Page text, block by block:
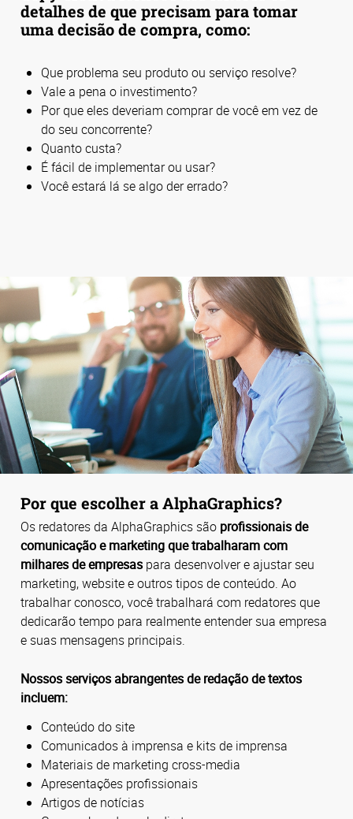
detalhes de que precisam para tomar
uma decisão de compra, como:
Que problema seu produto ou serviço resolve?
Vale a pena o investimento?
Por que eles deveriam comprar de você em vez de
do seu concorrente?
Quanto custa?
É fácil de implementar ou usar?
Você estará lá se algo der errado?
Por que escolher a AlphaGraphics?
Os redatores da AlphaGraphics são profissionais de
comunicação e marketing que trabalharam com
milhares de empresas para desenvolver e ajustar seu
marketing, website e outros tipos de conteúdo. Ao
trabalhar conosco, você trabalhará com redatores que
dedicarão tempo para realmente entender sua empresa
e suas mensagens principais.
Nossos serviços abrangentes de redação de textos
incluem:
Conteúdo do site
Comunicados à imprensa e kits de imprensa
Materiais de marketing cross-media
Apresentações profissionais
Artigos de notícias